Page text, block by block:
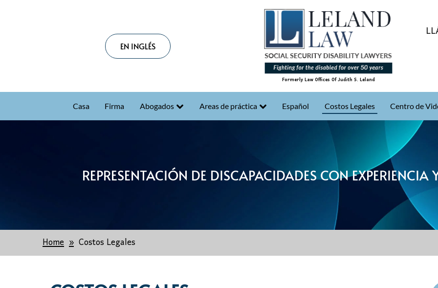
EN INGLÉS
Formerly Law Offices Of Judith S. Leland
Casa Firma Abogados Areas de práctica Español Costos Legales Centro de
REPRESENTACIÓN DE DISCAPACIDADES CON EXPERIENCIA
Home Costos Legales